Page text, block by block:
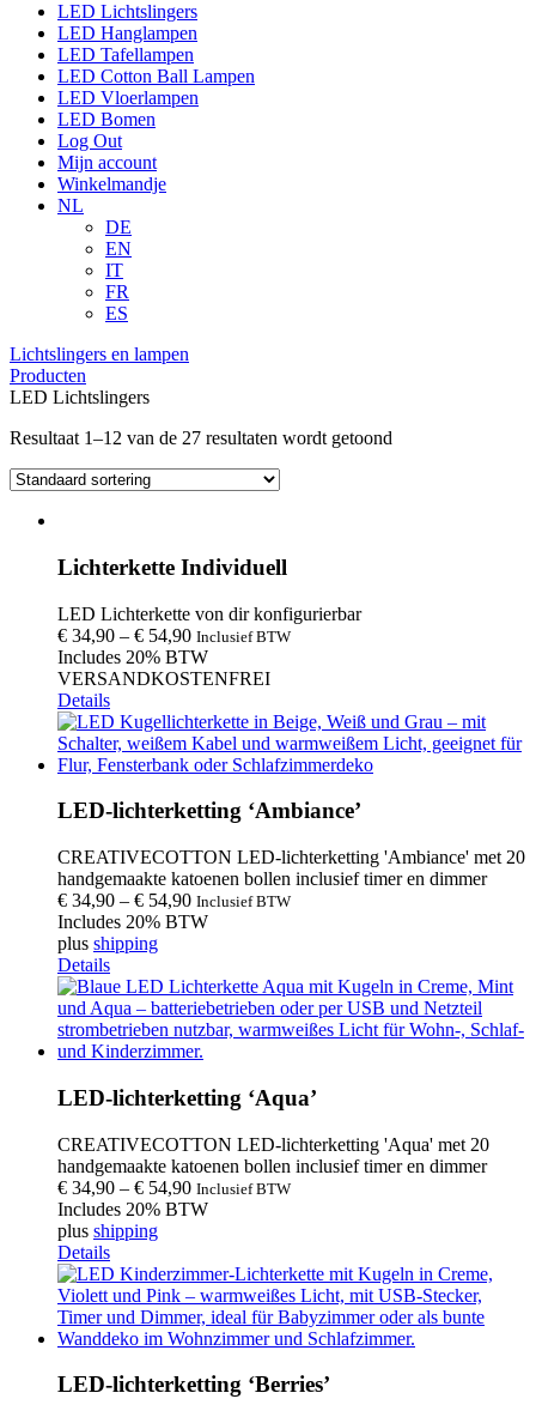
LED Lichtslingers
LED Hanglampen
LED Tafellampen
LED Cotton Ball Lampen
LED Vloerlampen
LED Bomen
Log Out
Mijn account
Winkelmandje
NL
DE
EN
IT
FR
ES
Lichtslingers en lampen
Producten
LED Lichtslingers
Resultaat 1–12 van de 27 resultaten wordt getoond
Lichterkette Individuell
LED Lichterkette von dir konfigurierbar
€ 34,90 – € 54,90 Inclusief BTW
Includes 20% BTW
VERSANDKOSTENFREI
Details
LED-lichterketting ‘Ambiance’
CREATIVECOTTON LED-lichterketting 'Ambiance' met 20
handgemaakte katoenen bollen inclusief timer en dimmer
€ 34,90 – € 54,90 Inclusief BTW
Includes 20% BTW
plus shipping
Details
LED-lichterketting ‘Aqua’
CREATIVECOTTON LED-lichterketting 'Aqua' met 20
handgemaakte katoenen bollen inclusief timer en dimmer
€ 34,90 – € 54,90 Inclusief BTW
Includes 20% BTW
plus shipping
Details
LED-lichterketting ‘Berries’